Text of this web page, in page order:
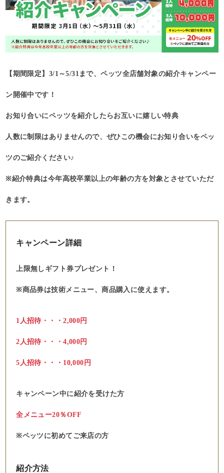
【期間限定】3/1～5/31まで、ペッツ全店舗対象の紹介キャンペー
ン開催中です！
お知り合いにペッツを紹介したらお互いに嬉しい特典
人数に制限はありませんので、ぜひこの機会にお知り合いをペッ
ツのご紹介ください♪
※紹介特典は今年高校卒業以上の年齢の方を対象とさせていただ
きます。
キャンペーン詳細
上限無しギフト券プレゼント！
※商品券は技術メニュー、商品購入に使えます。
1人招待・・・2,000円
2人招待・・・4,000円
5人招待・・・10,000円
キャンペーン中に紹介を受けた方
全メニュー20％OFF
※ペッツに初めてご来店の方
紹介方法